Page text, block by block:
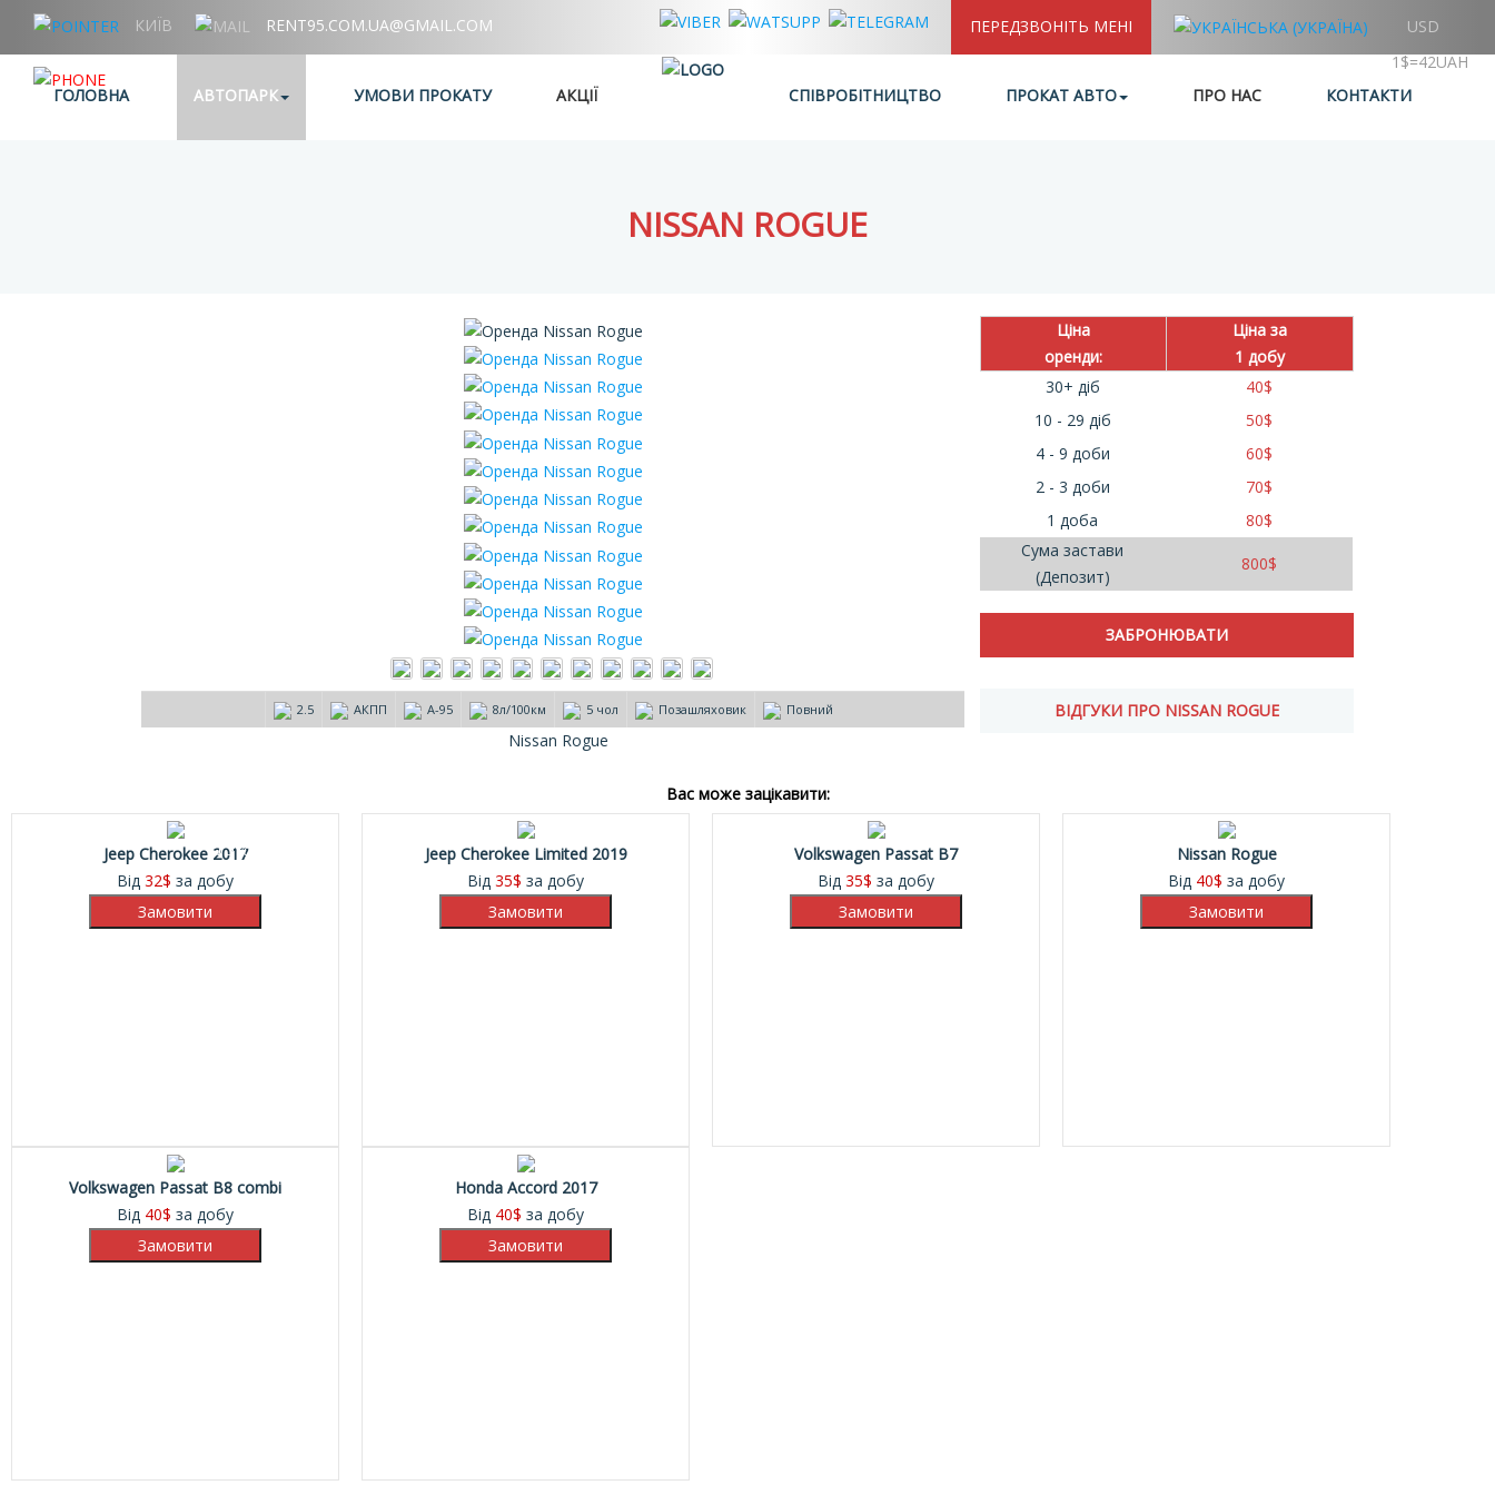
КИЇВ RENT95.COM.UA@GMAIL.COM ПЕРЕДЗВОНІТЬ МЕНІ
USD
1$=42UAH
ГОЛОВНА
АВТОПАРК УМОВИ ПРОКАТУ АКЦІЇ СПІВРОБІТНИЦТВО ПРОКАТ АВТО ПРО НАС КОНТАКТИ
NISSAN ROGUE
2.5 АКПП А-95 8л/100км 5 чол Позашляховик Повний
Nissan Rogue
Ціна
оренди:
Ціна за
1 добу
30+ діб
40$
10 - 29 діб
50$
4 - 9 доби
60$
2 - 3 доби
70$
1 доба
80$
Сума застави
(Депозит)
800$
ВІДГУКИ ПРО NISSAN ROGUE
Вас може зацікавити:
15%
Jeep Cherokee 2017
Від 32$ за добу
Jeep Cherokee Limited 2019
Від 35$ за добу
Volkswagen Passat B7
Від 35$ за добу
Nissan Rogue
Від 40$ за добу
Volkswagen Passat B8 combi
Від 40$ за добу
Honda Accord 2017
Від 40$ за добу